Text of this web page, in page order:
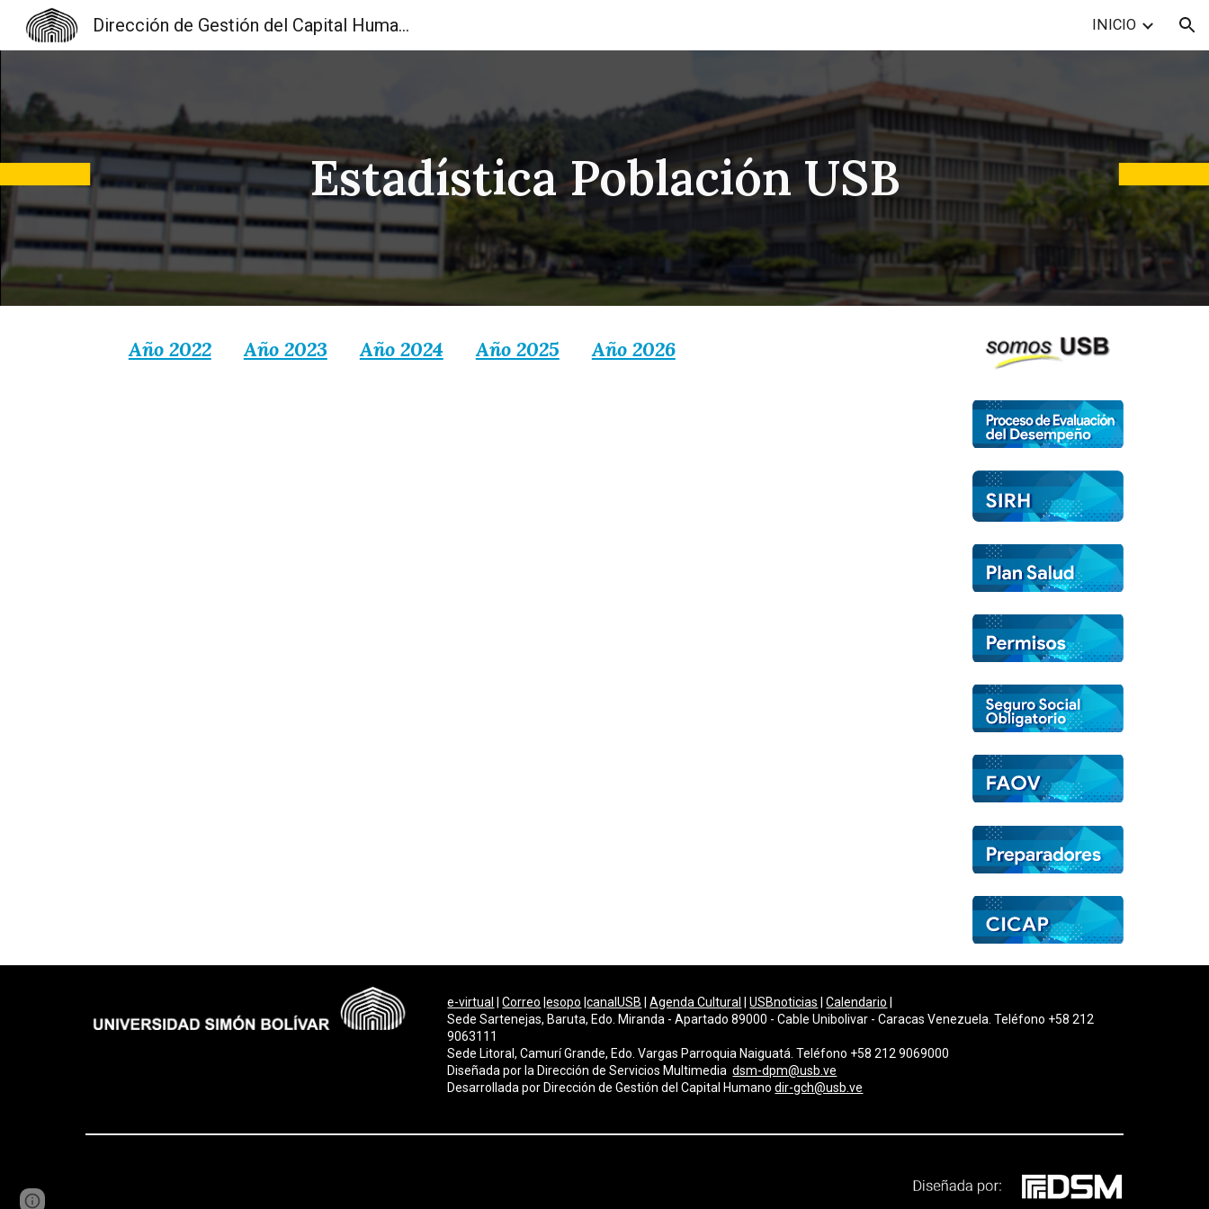
Skip to main content
Dirección de Gestión del Capital Humano INICIO
Estadística Población USB
Año 2022 Año 2023 Año 2024 Año 2025 Año 2026
e-virtual |Correo |esopo |canalUSB |Agenda Cultural |USBnoticias |Calendario
Sede Sartenejas, Baruta, Edo. Miranda - Apartado 89000 - Cable Unibolivar - Caracas Venezuela. Teléfono +58 212
9063111
Sede Litoral, Camurí Grande, Edo. Vargas Parroquia Naiguatá. Teléfono +58 212 9069000
Diseñada por la Dirección de Servicios Multimediadsm-dpm@usb.ve
Desarrollada por Dirección de Gestión del Capital Humano dir-gch@usb.ve